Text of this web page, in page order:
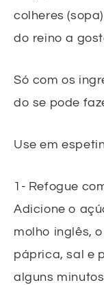
colheres
do reino a
Só com os
do se pode
Use em
1- Refogue
Adicione o
molho inglês,
páprica, sal e
alguns